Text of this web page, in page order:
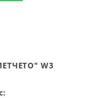
W3